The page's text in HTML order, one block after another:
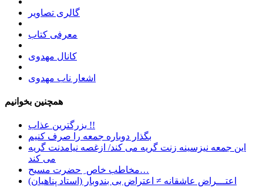
گالری تصاویر
معرفی کتاب
کانال مهدوی
اشعار ناب مهدوی
همچنین بخوانیم
بزرگترین عذاب !!
بگذار دوباره جمعه را صرف کنیم
این جمعه نیزسینه زنت گریه می کند/ ازغصه نیامدنت گریه
می کند
مخاطب خاص ِ حضرت مسیح…
اعتـــراض عاشقانه ≠ اعتراض بی بندوبار (استاد پناهیان)